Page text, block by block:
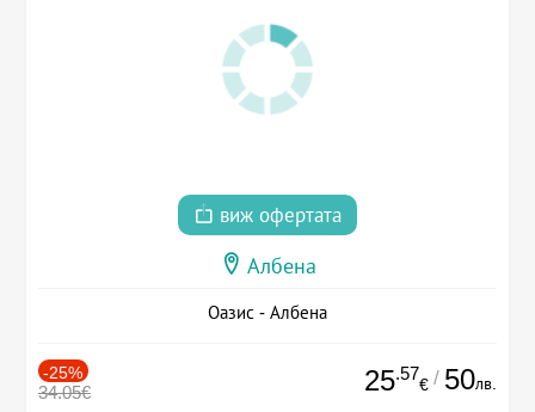
виж офертата
Албена
Оазис - Албена
-25%
34.05€ 25.57
€ / 50лв.